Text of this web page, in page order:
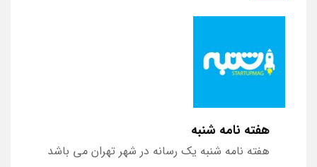
هفته نامه شنبه
هفته نامه شنبه یک رسانه در شهر تهران می باشد